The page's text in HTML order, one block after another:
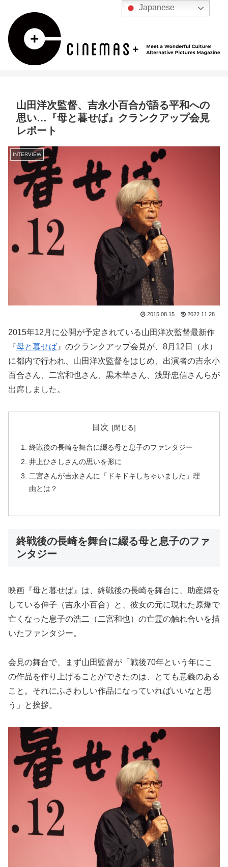
山田洋次監督、吉永小百合が語る平和への
思い…『母と暮せば』クランクアップ会見
レポート
INTERVIEW
2015.08.15 2022.11.28
2015年12月に公開が予定されている山田洋次監督最新作
『母と暮せば 』のクランクアップ会見が、8月12日（水）
に都内で行われ、山田洋次監督をはじめ、出演者の吉永小
百合さん、二宮和也さん、黒木華さん、浅野忠信さんらが
出席しました。
目次
終戦後の長崎を舞台に綴る母と息子のファンタジー
井上ひさしさんの思いを形に
二宮さんが吉永さんに「ドキドキしちゃいました」理
由とは？
終戦後の長崎を舞台に綴る母と息子のファ
ンタジー
映画『母と暮せば』は、終戦後の長崎を舞台に、助産婦を
している伸子（吉永小百合）と、彼女の元に現れた原爆で
亡くなった息子の浩二（二宮和也）の亡霊の触れ合いを描
いたファンタジー。
会見の舞台で、まず山田監督が「戦後70年という年にこ
の作品を作り上げることができたのは、とても意義のある
こと。それにふさわしい作品になっていればいいなと思
う」と挨拶。
Japanese